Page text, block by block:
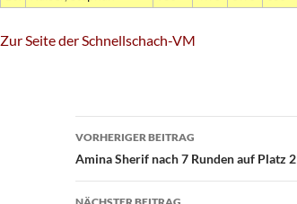
Zur Seite der Schnellschach-VM
Beitragsnavigation
VORHERIGER BEITRAG
Amina Sherif nach 7 Runden auf Platz 2